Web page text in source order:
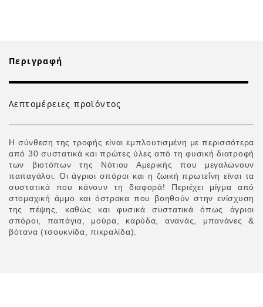
Περιγραφή
Λεπτομέρειες προϊόντος
Η σύνθεση της τροφής είναι εμπλουτισμένη με περισσότερα
από 30 συστατικά και πρώτες ύλες από τη φυσική διατροφή
των βιοτόπων της Νότιου Αμερικής που μεγαλώνουν
παπαγάλοι. Οι άγριοι σπόροι και η ζωική πρωτεΐνη είναι τα
συστατικά που κάνουν τη διαφορά! Περιέχει μίγμα από
στομαχική άμμο και όστρακα που βοηθούν στην ενίσχυση
της πέψης, καθώς και φυσικά συστατικά όπως άγριοι
σπόροι, παπάγια, μούρα, καρύδα, ανανάς, μπανάνες &
βότανα (τσουκνίδα, πικραλίδα).